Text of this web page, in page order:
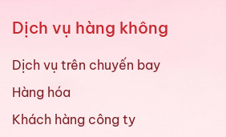
Dịch vụ hàng không
Dịch vụ trên chuyến bay
Hàng hóa
Khách hàng công ty